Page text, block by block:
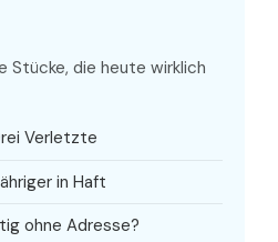
Stücke, die heute wirklich
Verletzte
in Haft
ohne Adresse?